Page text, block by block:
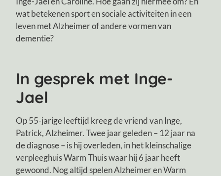
wat betekenen sport en sociale activiteiten in een
leven met Alzheimer of andere vormen van
dementie?
In gesprek met Inge-
Jael
Op 55-jarige leeftijd kreeg de vriend van Inge,
Patrick, Alzheimer. Twee jaar geleden – 12 jaar na
de diagnose – is hij overleden, in het kleinschalige
verpleeghuis Warm Thuis waar hij 6 jaar heeft
gewoond. Nog altijd spelen Alzheimer en Warm